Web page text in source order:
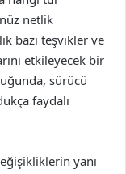
netlik
bazı teşvikler ve
etkileyecek bir
sürücü
faydalı
yanı